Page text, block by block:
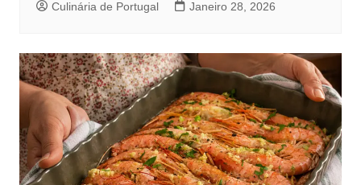
Culinária de Portugal Janeiro 28, 2026